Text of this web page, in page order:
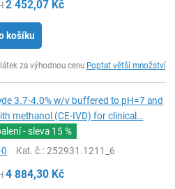
2 452,07 Kč
košíku
za výhodnou cenu Poptat větší množství
3.7-4.0% w/v buffered to pH=7 and
methanol (CE-IVD) for clinical…
- sleva 15 %
Kat. č.: 252931.1211_6
4 884,30 Kč